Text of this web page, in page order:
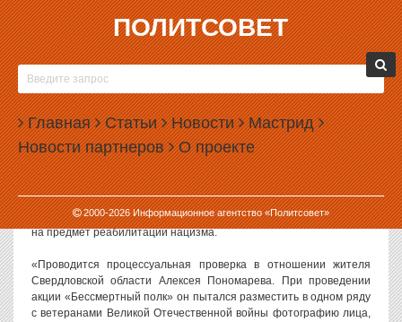
ПОЛИТСОВЕТ
Главная Статьи Новости Мастрид
Новости партнеров О проекте
2000-2026Информационное агентство «Политсовет»
31.05.2021, 16:51
СК ПРОВЕРЯЕТ УРАЛЬЦА, ЗАГРУЗИВШЕГО НА
САЙТ «БЕССМЕРТНОГО ПОЛКА» ФОТО
ПОСТОРОННЕГО ЧЕЛОВЕКА
Следственный комитет проводит проверку в отношении жителя
Свердловской области, который загрузил на сайт «Бессмертного
полка» фото человека, не являющегося ветераном.
Как сообщает сайт Следственного комитета, уральца проверяют
на предмет реабилитации нацизма.
«Проводится процессуальная проверка в отношении жителя
Свердловской области Алексея Пономарева. При проведении
акции «Бессмертный полк» он пытался разместить в одном ряду
с ветеранами Великой Отечественной войны фотографию лица,